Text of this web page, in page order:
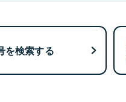
を検索する